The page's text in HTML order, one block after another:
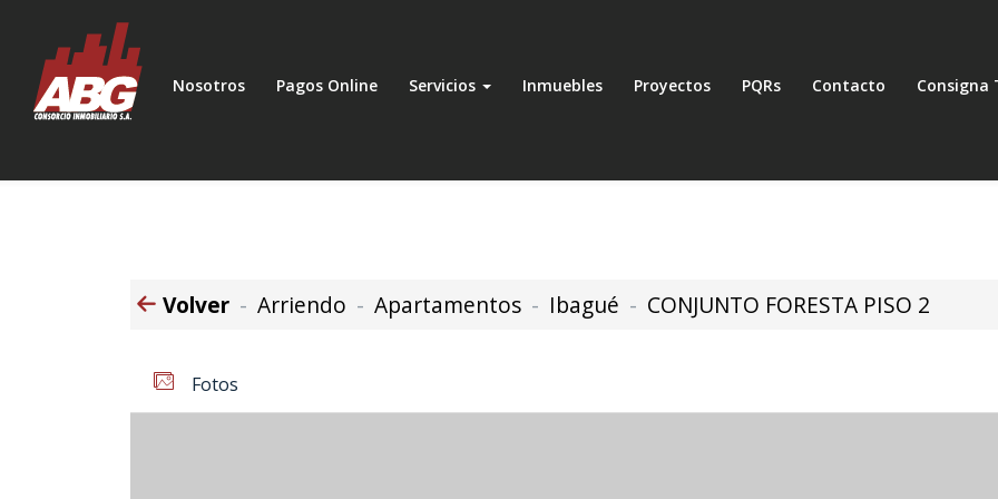
Nosotros Pagos Online Servicios Inmuebles Proyectos PQRs Contacto Consigna
Volver Arriendo Apartamentos Ibagué CONJUNTO FORESTA PISO 2
Fotos